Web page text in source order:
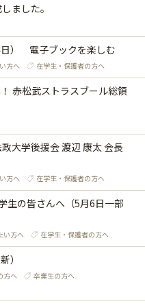
ました。
） 電子ブックを楽しむ
方へ 在学生・保護者の方へ
――赤松武ストラスブール総領
大学後援会 渡辺 康太 会長
方へ 在学生・保護者の方へ
生の皆さんへ（5月6日一部
い方へ 在学生・保護者の方へ
）
方へ
卒業生の方へ